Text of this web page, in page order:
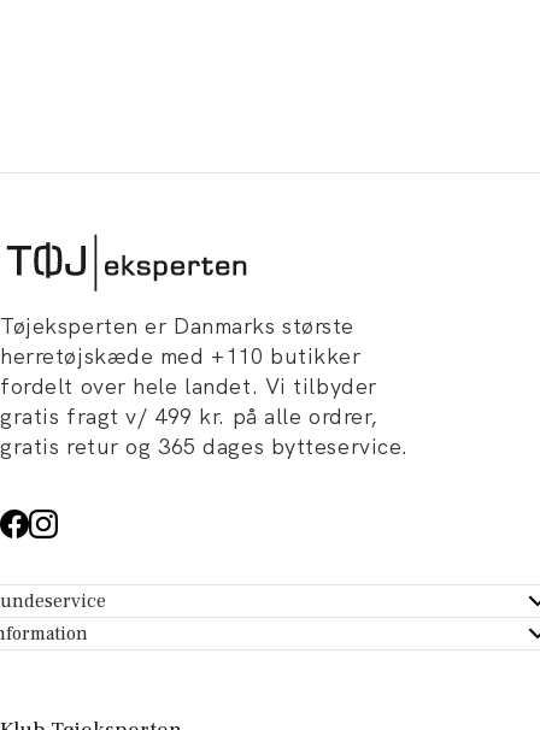
Tøjeksperten er Danmarks største
herretøjskæde med +110 butikker
fordelt over hele landet. Vi tilbyder
gratis fragt v/ 499 kr. på alle ordrer,
gratis retur og 365 dages bytteservice.
- Hjælpecenter
Tøjeksperten